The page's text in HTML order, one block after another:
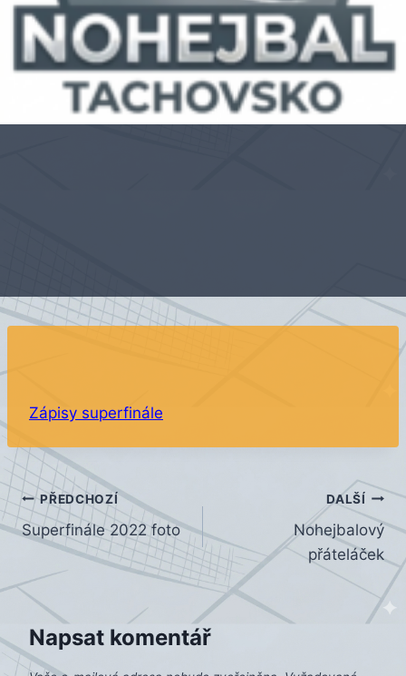
Zápisy superfinále
Navigace
pro
příspěvek
PŘEDCHOZÍ
Superfinále 2022 foto
DALŠÍ
Nohejbalový
přáteláček
Napsat komentář